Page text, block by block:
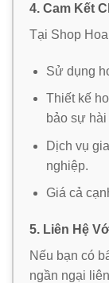
4. Cam Kết
Tại Shop
Sử dụng
Thiết kế
bảo sự
Dịch vụ
nghiệp.
Giá cả
5. Liên Hệ
Nếu bạn có
ngần ngại